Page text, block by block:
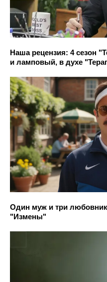
Наша рецензия: 4 сезон
и ламповый, в духе
Один муж и три
"Измены"